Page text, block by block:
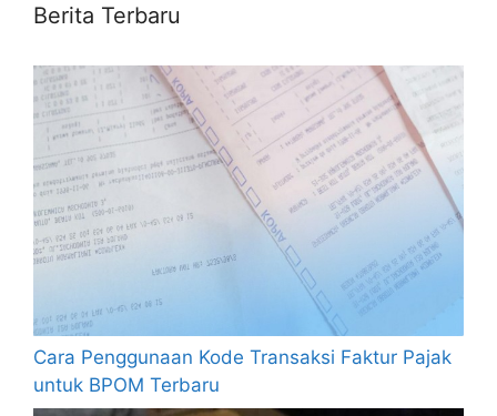
Berita Terbaru
Cara Penggunaan Kode Transaksi Faktur Pajak
untuk BPOM Terbaru